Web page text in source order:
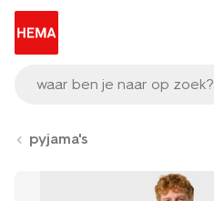
waar ben je naar op zoek?
pyjama's